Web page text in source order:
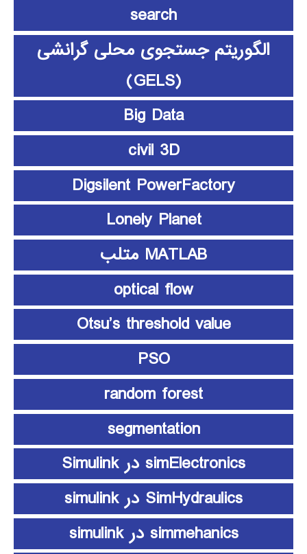
search
الگوریتم جستجوی محلی گرانشی
(GELS)
Big Data
civil 3D
Digsilent PowerFactory
Lonely Planet
MATLAB متلب
optical flow
Otsu’s threshold value
PSO
random forest
segmentation
simElectronics در Simulink
SimHydraulics در simulink
simmehanics در simulink